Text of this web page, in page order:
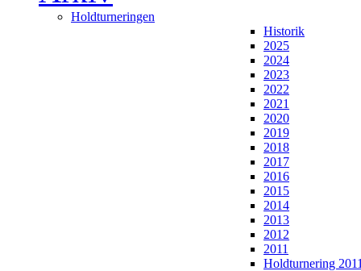
Holdturneringen
Historik
2025
2024
2023
2022
2021
2020
2019
2018
2017
2016
2015
2014
2013
2012
2011
Holdturnering